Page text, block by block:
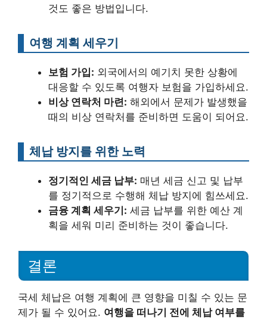
것도 좋은 방법입니다.
여행 계획 세우기
보험 가입: 외국에서의 예기치 못한 상황에
대응할 수 있도록 여행자 보험을 가입하세요.
비상 연락처 마련: 해외에서 문제가 발생했을
때의 비상 연락처를 준비하면 도움이 되어요.
체납 방지를 위한 노력
정기적인 세금 납부: 매년 세금 신고 및 납부
를 정기적으로 수행해 체납 방지에 힘쓰세요.
금융 계획 세우기: 세금 납부를 위한 예산 계
획을 세워 미리 준비하는 것이 좋습니다.
결론
국세 체납은 여행 계획에 큰 영향을 미칠 수 있는 문
제가 될 수 있어요. 여행을 떠나기 전에 체납 여부를